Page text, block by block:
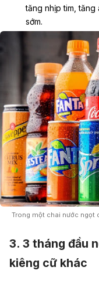
tăng nhịp tim, tăng
sớm.
Trong một chai nước
3. 3 tháng đầu
kiêng cữ khác